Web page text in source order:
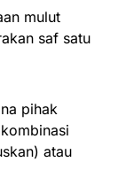
mulut
saf satu
pihak
atau